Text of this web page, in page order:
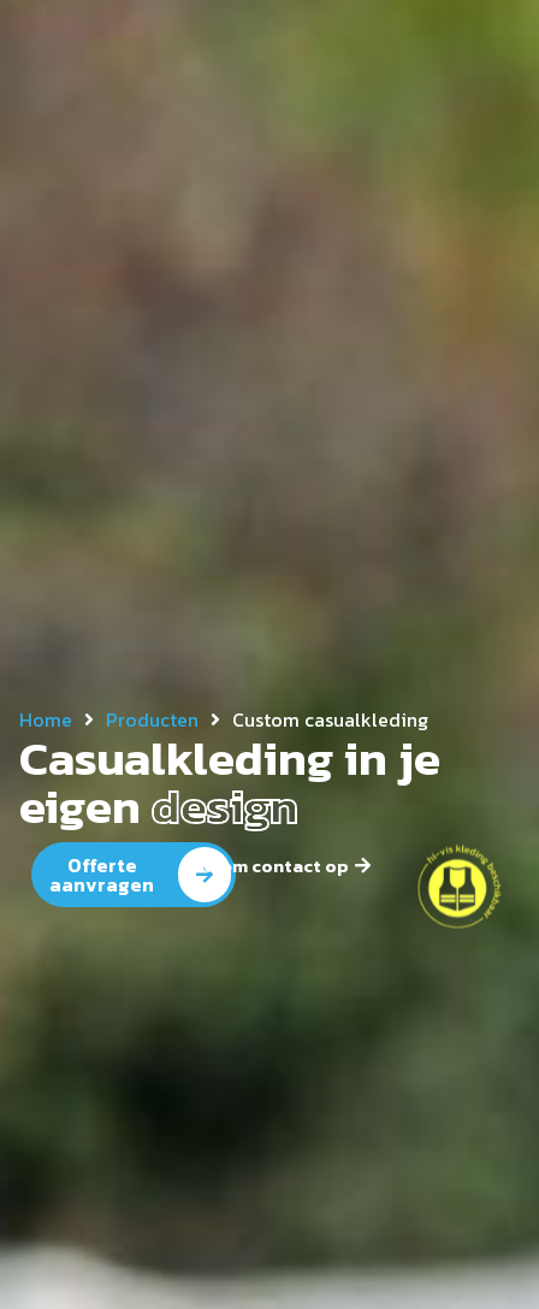
Home Producten Custom casualkleding
Casualkleding in je
eigendesign
Offerte
aanvragen
Neem contact op